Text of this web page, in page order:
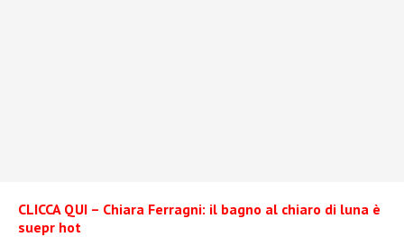
CLICCA QUI – Chiara Ferragni: il bagno al chiaro di luna è
suepr hot